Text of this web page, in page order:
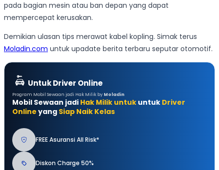
pada bagian mesin atau ban depan yang dapat
mempercepat kerusakan.
Demikian ulasan tips merawat kabel kopling. Simak terus
Moladin.com untuk upadate berita terbaru seputar otomotif.
Untuk Driver Online
Program Mobil Sewaan jadi Hak Milik by Moladin
Mobil Sewaan jadi Hak Milik untuk untuk Driver
Online yang Siap Naik Kelas
FREE Asuransi All Risk*
Diskon Charge 50%